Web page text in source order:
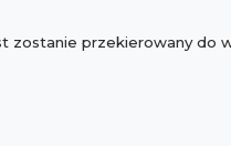
zostanie przekierowany